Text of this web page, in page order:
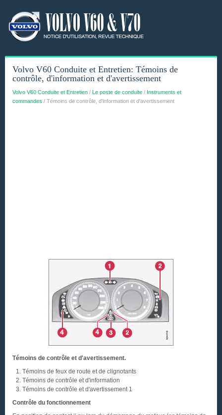
Volvo V60 Conduite et Entretien: Témoins de
contrôle, d'information et d'avertissement
Volvo V60 Conduite et Entretien / Le poste de conduite / Instruments et
commandes / Témoins de contrôle, d'information et d'avertissement
Témoins de contrôle et d'avertissement.
Témoins de feux de route et de clignotants
Témoins de contrôle et d'information
Témoins de contrôle et d'avertissement 1
Contrôle du fonctionnement